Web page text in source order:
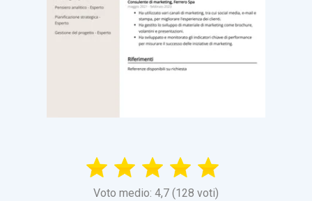
Voto medio: 4,7 (128 voti)